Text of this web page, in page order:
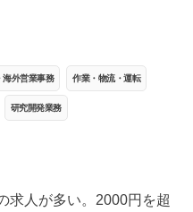
海外営業事務 作業・物流・運転
研究開発業務
求人が多い。2000円を超